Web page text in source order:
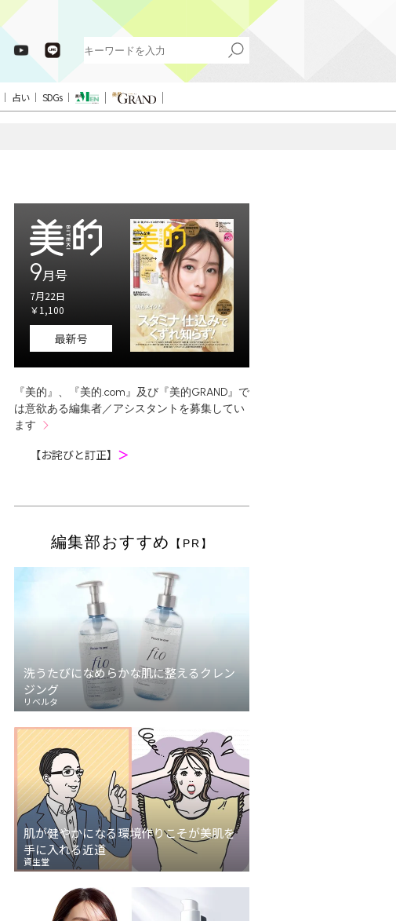
占い SDGs
9月号
7月22日
￥1,100
最新号
『美的』、『美的.com』及び『美的GRAND』で
は意欲ある編集者／アシスタントを募集してい
ます
【お詫びと訂正】 ＞
編集部おすすめ 【PR】
洗うたびになめらかな肌に整えるクレン
ジング
リベルタ
肌が健やかになる環境作りこそが美肌を
手に入れる近道
資生堂